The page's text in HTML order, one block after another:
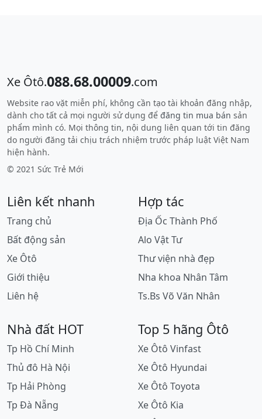
Xe Ôtô.088.68.00009.com
Website rao vặt miễn phí, không cần tạo tài khoản đăng nhập,
dành cho tất cả mọi người sử dụng để đăng tin mua bán sản
phẩm mình có. Mọi thông tin, nội dung liên quan tới tin đăng
do người đăng tải chịu trách nhiệm trước pháp luật Việt Nam
hiện hành.
© 2021 Sức Trẻ Mới
Liên kết nhanh
Trang chủ
Bất động sản
Xe Ôtô
Giới thiệu
Liên hệ
Hợp tác
Địa Ốc Thành Phố
Alo Vật Tư
Thư viện nhà đẹp
Nha khoa Nhân Tâm
Ts.Bs Võ Văn Nhân
Nhà đất HOT
Tp Hồ Chí Minh
Thủ đô Hà Nội
Tp Hải Phòng
Tp Đà Nẵng
Top 5 hãng Ôtô
Xe Ôtô Vinfast
Xe Ôtô Hyundai
Xe Ôtô Toyota
Xe Ôtô Kia